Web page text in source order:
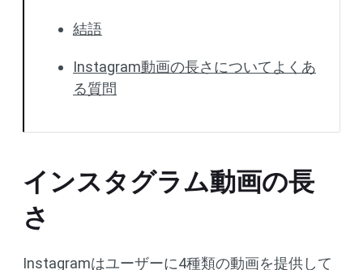
結語
Instagram動画の長さについてよくあ
る質問
インスタグラム動画の長
さ
Instagramはユーザーに4種類の動画を提供して